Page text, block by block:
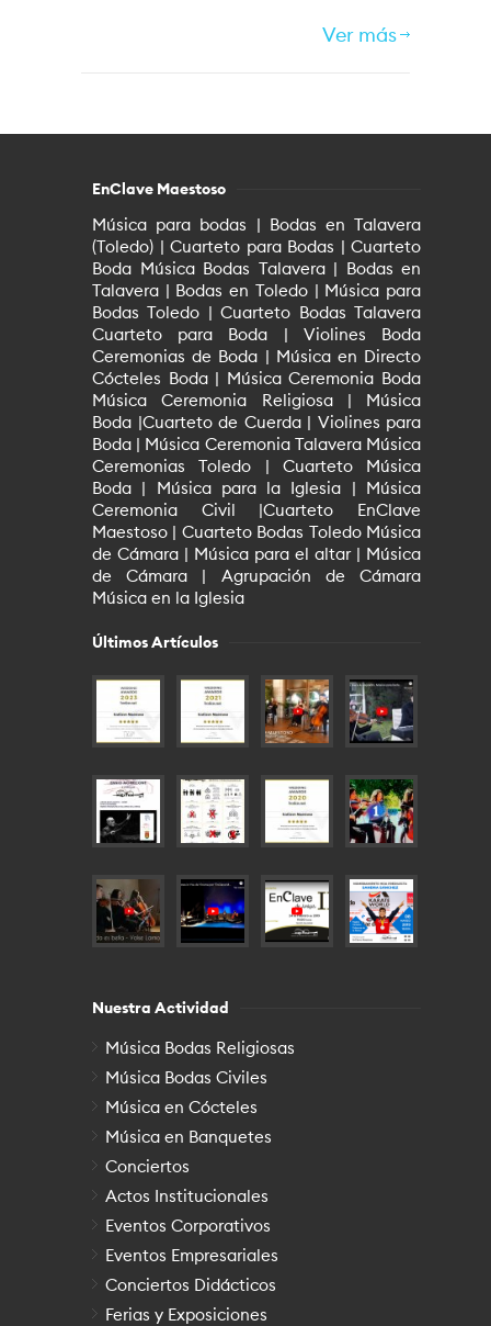
Ver más
EnClave Maestoso
Música para bodas | Bodas en Talavera
(Toledo) | Cuarteto para Bodas | Cuarteto
Boda Música Bodas Talavera | Bodas en
Talavera | Bodas en Toledo | Música para
Bodas Toledo | Cuarteto Bodas Talavera
Cuarteto para Boda | Violines Boda
Ceremonias de Boda | Música en Directo
Cócteles Boda | Música Ceremonia Boda
Música Ceremonia Religiosa | Música
Boda |Cuarteto de Cuerda | Violines para
Boda | Música Ceremonia Talavera Música
Ceremonias Toledo | Cuarteto Música
Boda | Música para la Iglesia | Música
Ceremonia Civil |Cuarteto EnClave
Maestoso | Cuarteto Bodas Toledo Música
de Cámara | Música para el altar | Música
de Cámara | Agrupación de Cámara
Música en la Iglesia
Últimos Artículos
Nuestra Actividad
Música Bodas Religiosas
Música Bodas Civiles
Música en Cócteles
Música en Banquetes
Conciertos
Actos Institucionales
Eventos Corporativos
Eventos Empresariales
Conciertos Didácticos
Ferias y Exposiciones